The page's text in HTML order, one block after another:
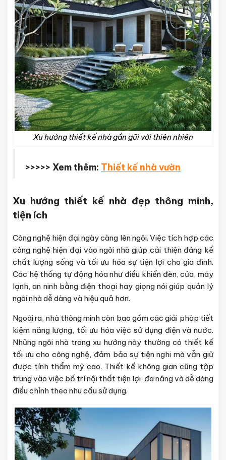
Xu hướng thiết kế nhà gần gũi với thiên nhiên
>>>>> Xem thêm: Thiết kế nhà vườn
Xu hướng thiết kế nhà đẹp thông minh,
tiện ích
Công nghệ hiện đại ngày càng lên ngôi. Việc tích hợp các
công nghệ hiện đại vào ngôi nhà giúp cải thiện đáng kể
chất lượng sống và tối ưu hóa sự tiện lợi cho gia đình.
Các hệ thống tự động hóa như điều khiển đèn, cửa, máy
lạnh, an ninh bằng điện thoại hay giọng nói giúp quản lý
ngôi nhà dễ dàng và hiệu quả hơn.
Ngoài ra, nhà thông minh còn bao gồm các giải pháp tiết
kiệm năng lượng, tối ưu hóa việc sử dụng điện và nước.
Những ngôi nhà trong xu hướng này thường có thiết kế
tối ưu cho công nghệ, đảm bảo sự tiện nghi mà vẫn giữ
được tính thẩm mỹ cao. Thiết kế không gian cũng tập
trung vào việc bố trí nội thất tiện lợi, đa năng và dễ dàng
điều chỉnh theo nhu cầu sử dụng.